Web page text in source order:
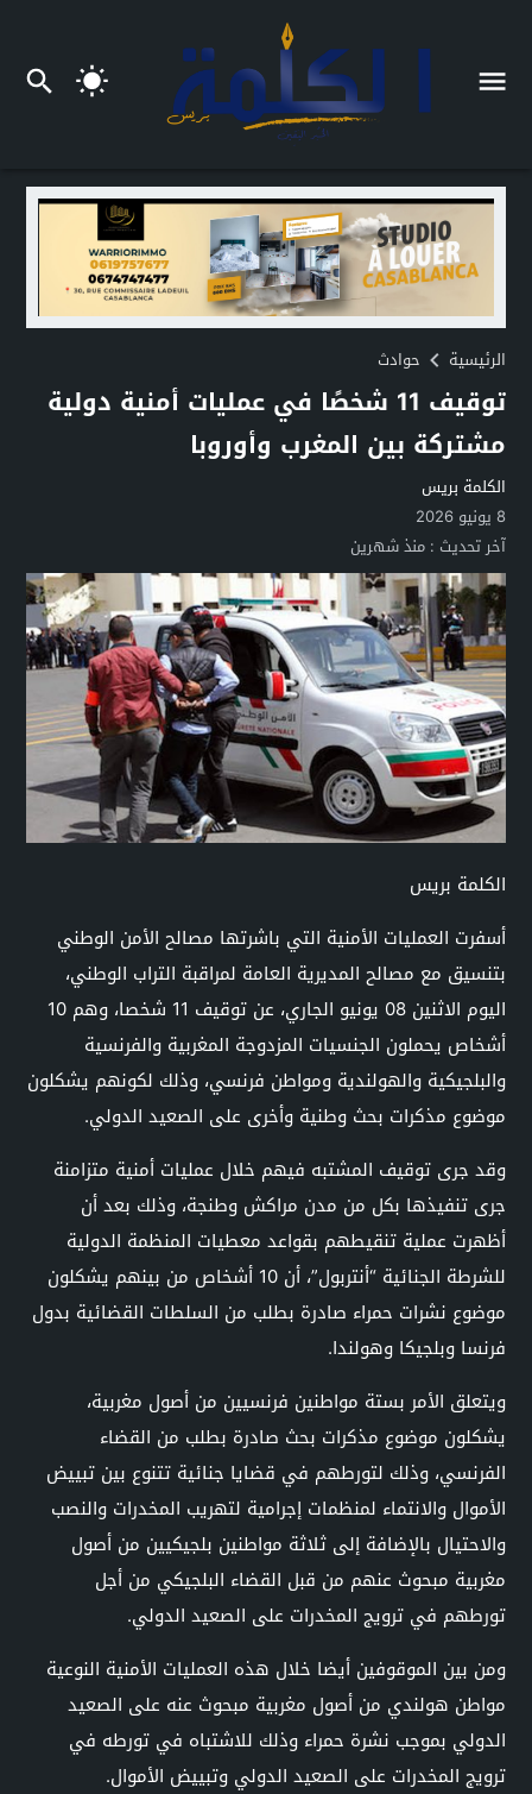
الرئيسية حوادث
توقيف 11 شخصًا في عمليات أمنية دولية
مشتركة بين المغرب وأوروبا
الكلمة بريس
8 يونيو 2026
آخر تحديث :منذ شهرين
الكلمة بريس
أسفرت العمليات الأمنية التي باشرتها مصالح الأمن الوطني
بتنسيق مع مصالح المديرية العامة لمراقبة التراب الوطني،
اليوم الاثنين 08 يونيو الجاري، عن توقيف 11 شخصا، وهم 10
أشخاص يحملون الجنسيات المزدوجة المغربية والفرنسية
والبلجيكية والهولندية ومواطن فرنسي، وذلك لكونهم يشكلون
موضوع مذكرات بحث وطنية وأخرى على الصعيد الدولي.
وقد جرى توقيف المشتبه فيهم خلال عمليات أمنية متزامنة
جرى تنفيذها بكل من مدن مراكش وطنجة، وذلك بعد أن
أظهرت عملية تنقيطهم بقواعد معطيات المنظمة الدولية
للشرطة الجنائية “أنتربول”، أن 10 أشخاص من بينهم يشكلون
موضوع نشرات حمراء صادرة بطلب من السلطات القضائية بدول
فرنسا وبلجيكا وهولندا.
ويتعلق الأمر بستة مواطنين فرنسيين من أصول مغربية،
يشكلون موضوع مذكرات بحث صادرة بطلب من القضاء
الفرنسي، وذلك لتورطهم في قضايا جنائية تتنوع بين تبييض
الأموال والانتماء لمنظمات إجرامية لتهريب المخدرات والنصب
والاحتيال بالإضافة إلى ثلاثة مواطنين بلجيكيين من أصول
مغربية مبحوث عنهم من قبل القضاء البلجيكي من أجل
تورطهم في ترويج المخدرات على الصعيد الدولي.
ومن بين الموقوفين أيضا خلال هذه العمليات الأمنية النوعية
مواطن هولندي من أصول مغربية مبحوث عنه على الصعيد
الدولي بموجب نشرة حمراء وذلك للاشتباه في تورطه في
ترويج المخدرات على الصعيد الدولي وتبييض الأموال.